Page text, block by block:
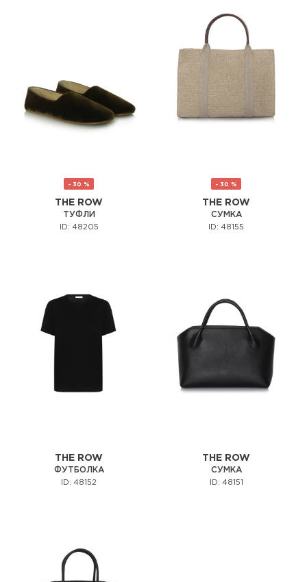
- 30 %
THE ROW
ТУФЛИ
ID: 48205
- 30 %
THE ROW
СУМКА
ID: 48155
THE ROW
ФУТБОЛКА
ID: 48152
THE ROW
СУМКА
ID: 48151